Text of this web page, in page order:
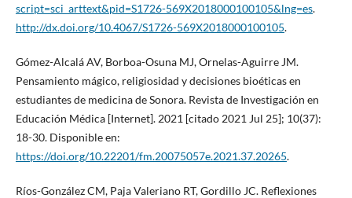
script=sci_arttext&pid=S1726-569X2018000100105&lng=es.
http://dx.doi.org/10.4067/S1726-569X2018000100105.
Gómez-Alcalá AV, Borboa-Osuna MJ, Ornelas-Aguirre JM.
Pensamiento mágico, religiosidad y decisiones bioéticas en
estudiantes de medicina de Sonora. Revista de Investigación en
Educación Médica [Internet]. 2021 [citado 2021 Jul 25]; 10(37):
18-30. Disponible en:
https://doi.org/10.22201/fm.20075057e.2021.37.20265.
Ríos-González CM, Paja Valeriano RT, Gordillo JC. Reflexiones